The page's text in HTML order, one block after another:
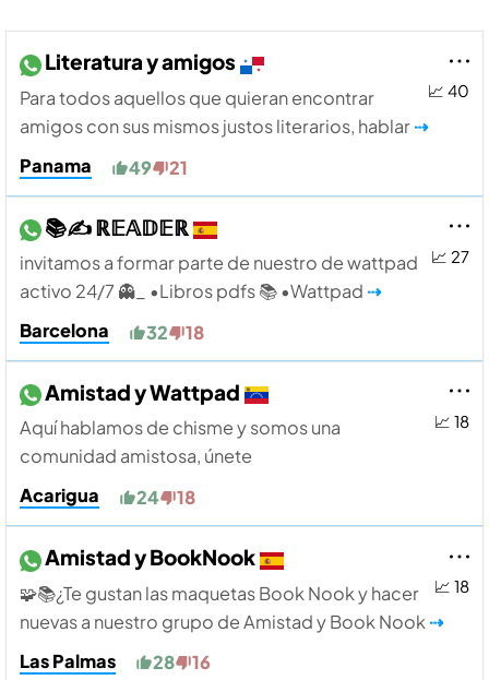
📈 40
Literatura y amigos
Para todos aquellos que quieran encontrar
amigos con sus mismos justos literarios, hablar⇢
Panama
49 21
📈 27
📚✍️ ℝ𝔼𝔸𝔻𝔼ℝ
invitamos a formar parte de nuestro de wattpad
activo 24/7 👻_ •Libros pdfs 📚 •Wattpad ⇢
Barcelona
32 18
📈 18
Amistad y Wattpad
Aquí hablamos de chisme y somos una
comunidad amistosa, únete
Acarigua
24 18
📈 18
Amistad y BookNook
🧩📚¿Te gustan las maquetas Book Nook y hacer
nuevas a nuestro grupo de Amistad y Book Nook ⇢
Las Palmas
28 16